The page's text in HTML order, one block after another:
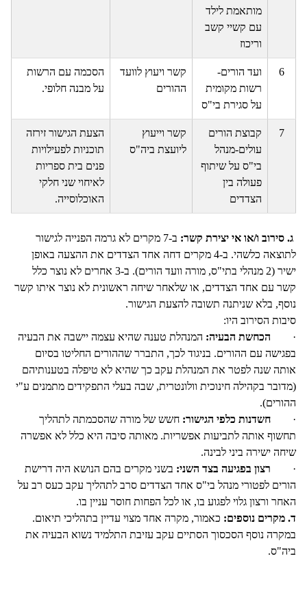
מותאמת לילד
עם קשיי קשב
וריכוז
6
ועד הורים-
רשות מקומית
על סגירת בי"ס
קשר ויעוץ לוועד
ההורים
הסכמה עם הרשות
על מבנה חלופי.
7
קבוצת הורים
עולים-מנהל
בי"ס על שיתוף
פעולה בין
הצדדים
קשר וייעוץ
ליועצת ביה"ס
הצעת הגישור זירזה
תוכניות לפעילויות
פנים בית ספריות
לאיחוי שני חלקי
האוכלוסייה.
ג. סירוב ו/או אי יצירת קשר:
ב-7 מקרים לא גרמה הפנייה לגישור
לתוצאה כלשהי. ב-4 מקרים דחה אחד הצדדים את ההצעה באופן
ישיר (2 מנהלי בתי"ס, מורה וועד הורים). ב-3 אחרים לא נוצר כלל
קשר עם אחד הצדדים, או שלאחר שיחה ראשונית לא נוצר איתו קשר
נוסף, בלא שניתנה תשובה להצעת הגישור.
סיבות הסירוב היו:
· הכחשת הבעיה: המנהלת טענה שהיא עצמה יישבה את הבעיה
בפגישה עם ההורים. בניגוד לכך, התברר שההורים החליטו בסיום
אותה שנה לפטר את המנהלת עקב כך שהיא לא טיפלה בטענותיהם
(מדובר בקהילה חינוכית וולונטרית, שבה בעלי התפקידים מתמנים ע"י
ההורים).
· חשדנות כלפי הגישור: חשש של מורה שהסכמתה לתהליך
תחשוף אותה לתביעות אפשריות. מאותה סיבה היא כלל לא אפשרה
שיחה ישירה ביני לבינה.
· רצון בפגיעה בצד השני: בשני מקרים בהם הנושא היה דרישת
הורים לפטורי מנהל בי"ס אחד הצדדים סרב לתהליך עקב כעס רב על
האחר ורצון גלוי לפגוע בו, או לכל הפחות חוסר עניין בו.
ד. מקרים נוספים: כאמור, מקרה אחד מצוי עדיין בתהליכי תיאום.
במקרה נוסף הסכסוך הסתיים עקב עזיבת התלמיד נשוא הבעיה את
ביה"ס.